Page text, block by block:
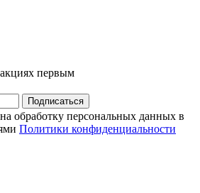
первым
обработку персональных данных в
Политики конфиденциальности